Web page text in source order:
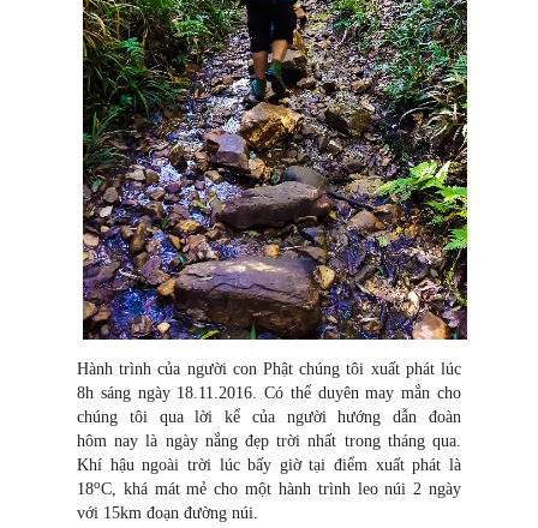
Hành trình của người con Phật chúng tôi xuất phát lúc
8h sáng ngày 18.11.2016. Có thể duyên may mắn cho
chúng tôi qua lời kể của người hướng dẫn đoàn
hôm nay là ngày nắng đẹp trời nhất trong tháng qua.
Khí hậu ngoài trời lúc bấy giờ tại điểm xuất phát là
18oC, khá mát mẻ cho một hành trình leo núi 2 ngày
với 15km đoạn đường núi.